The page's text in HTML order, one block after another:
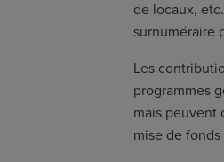
de locaux,
surnuméraire
Les
programmes
mais peuvent
mise de